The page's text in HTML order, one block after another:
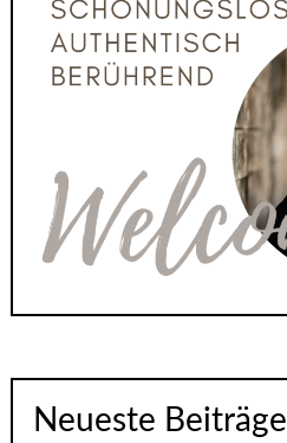
Neueste Beiträge